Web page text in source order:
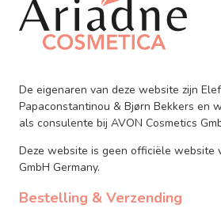
De eigenaren van deze website zijn
Papaconstantinou & Bjørn Bekkers en
als consulente bij AVON Cosmetics
Deze website is geen officiële website
GmbH Germany.
Bestelling & Verzending